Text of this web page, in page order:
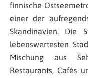
finnische
einer der
Skandinavien. Die
lebenswertesten
Mischung aus
Restaurants, Cafés